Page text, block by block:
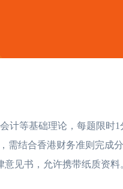
等基础理论，每题限时1
结合香港财务准则完成分
见书，允许携带纸质资料